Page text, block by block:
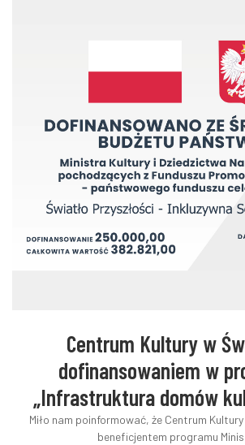
Centrum Kultury w
dofinansowaniem w
„Infrastruktura domów
Miło nam poinformować, że Centrum
beneficjentem programu